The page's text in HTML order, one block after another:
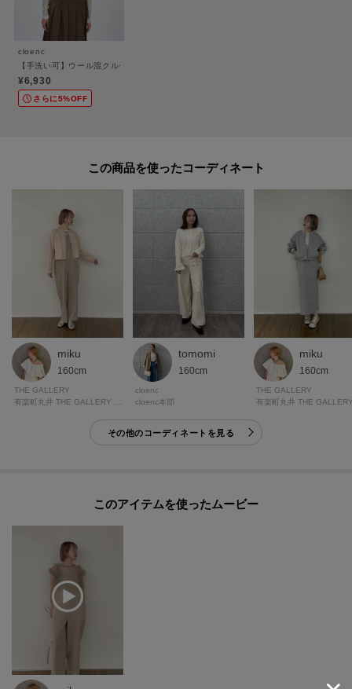
cloenc
【手洗い可】ウール混クルーネックプルオーバー
¥6,930
さらに5%OFF
この商品を使った
miku
160cm
THE GALLERY
tomomi
160cm
cloenc
cloenc本部
miku
160cm
THE GALLERY
その他のコーディネートを見る
このアイテムを使ったムービー